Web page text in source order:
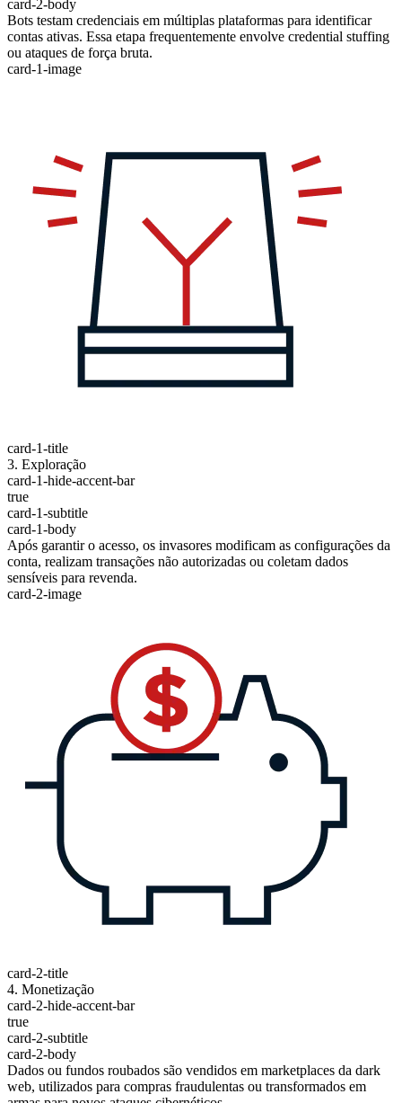
card-2-body
Bots testam credenciais em múltiplas plataformas para identificar
contas ativas. Essa etapa frequentemente envolve credential stuffing
ou ataques de força bruta.
card-1-image
card-1-title
3. Exploração
card-1-hide-accent-bar
true
card-1-subtitle
card-1-body
Após garantir o acesso, os invasores modificam as configurações da
conta, realizam transações não autorizadas ou coletam dados
sensíveis para revenda.
card-2-image
card-2-title
4. Monetização
card-2-hide-accent-bar
true
card-2-subtitle
card-2-body
Dados ou fundos roubados são vendidos em marketplaces da dark
web, utilizados para compras fraudulentas ou transformados em